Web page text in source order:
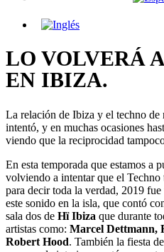
LO VOLVERÁ
EN IBIZA.
La relación de Ibiza y el techno de
intentó, y en muchas ocasiones
viendo que la reciprocidad
En esta temporada que estamos a
volviendo a intentar que el
para decir toda la verdad, 2019
este sonido en la isla, que contó
sala dos de Hï Ibiza que durante
artistas como: Marcel Dettmann,
Robert Hood. También la fiesta